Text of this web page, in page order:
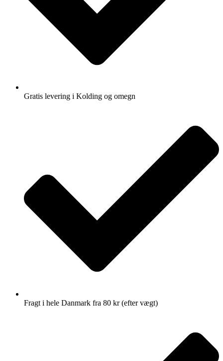
Gratis levering i Kolding og omegn
Fragt i hele Danmark fra 80 kr (efter vægt)